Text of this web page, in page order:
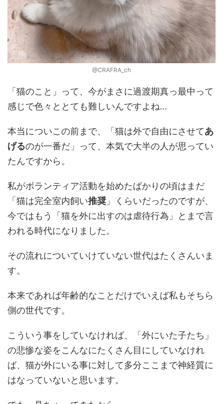
@CRAFRA_ch
「猫のこと」って、今がまさに過渡期真っ最中って
感じで色々ととても難しいんですよね…
本当についこの前まで、「猫は外で自由にさせてあ
げるのが一番だ」って、本気で大半の人が思ってい
たんですから。
私がボランティア活動を始めたばかりの頃はまだ
「猫は完全室内飼い推奨 」くらいだったのですが、
今ではもう「猫を外に出すのは虐待行為」とまで言
われる時代になりました。
その流れについていけていない世代はたくさんいま
す。
本来であれば年齢的なことだけでいえば私もそちら
側の世代です。
こういう事をしていなければ、「外にいた子たち」
の悲惨な姿をこんなにたくさん目にしていなけれ
ば、猫が外にいる事に対して多分ここまで神経質に
はなっていないと思います。